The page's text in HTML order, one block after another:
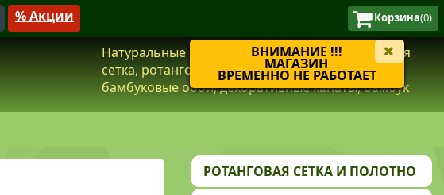
Корзина(0)
% Акции
Натуральные материалы из бамбука, ротанговая
сетка, ротанговое полотно, кокосовая мозаика,
бамбуковые обои, декоративные канаты, бамбук
ВНИМАНИЕ !!!
МАГАЗИН
ВРЕМЕННО НЕ РАБОТАЕТ
РОТАНГОВАЯ СЕТКА И ПОЛОТНО